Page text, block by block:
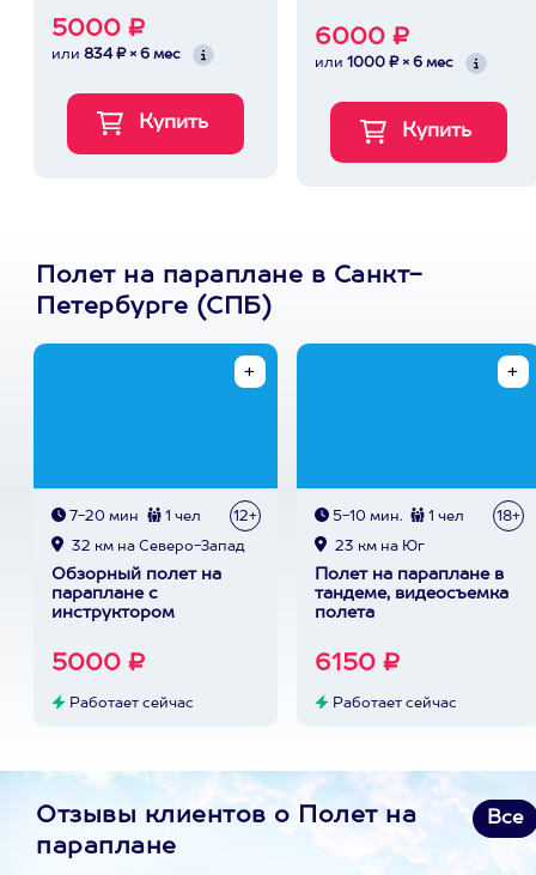
5000 ₽
или 834 ₽ × 6 мес
6000 ₽
или 1000 ₽ × 6 мес
Полет на параплане в Санкт-
Петербурге (СПБ)
7-20 мин 1 чел 12+
32 км на Северо-Запад
Обзорный полет на
параплане с
инструктором
5000 ₽
Работает сейчас
5-10 мин. 1 чел 18+
23 км на Юг
Полет на параплане в
тандеме, видеосъемка
полета
6150 ₽
Работает сейчас
Отзывы клиентов о Полет на
параплане
Все